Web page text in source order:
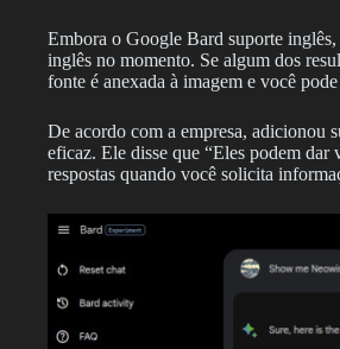
Embora o Google Bard suporte
inglês no momento. Se algum dos
fonte é anexada à imagem e você
De acordo com a empresa, adicionou
eficaz. Ele disse que “Eles podem dar
respostas quando você solicita